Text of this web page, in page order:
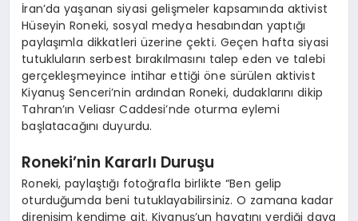
İran’da yaşanan siyasi gelişmeler kapsamında aktivist
Hüseyin Roneki, sosyal medya hesabından yaptığı
paylaşımla dikkatleri üzerine çekti. Geçen hafta siyasi
tutukluların serbest bırakılmasını talep eden ve talebi
gerçekleşmeyince intihar ettiği öne sürülen aktivist
Kiyanuş Senceri’nin ardından Roneki, dudaklarını dikip
Tahran’ın Veliasr Caddesi’nde oturma eylemi
başlatacağını duyurdu.
Roneki’nin Kararlı Duruşu
Roneki, paylaştığı fotoğrafla birlikte “Ben gelip
oturduğumda beni tutuklayabilirsiniz. O zamana kadar
direnişim kendime ait. Kiyanuş’un hayatını verdiği dava